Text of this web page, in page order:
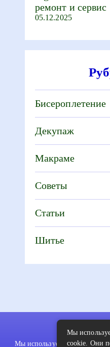
ремонт и сервис
05.12.2025
Бисероплетение
Декупаж
Макраме
Советы
Статьи
Шитье
Мы используем файлы cookie
Мы
cookie. Они